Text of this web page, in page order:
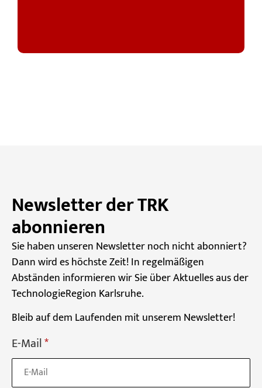
Newsletter der TRK
abonnieren
Sie haben unseren Newsletter noch nicht abonniert?
Dann wird es höchste Zeit! In regelmäßigen
Abständen informieren wir Sie über Aktuelles aus der
TechnologieRegion Karlsruhe.
Bleib auf dem Laufenden mit unserem Newsletter!
E-Mail*